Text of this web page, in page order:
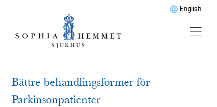
English
Bättre behandlingsformer för
Parkinsonpatienter